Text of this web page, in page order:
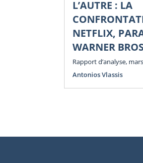
L’AUTRE : LA
NETFLIX,
WARNER
Rapport d’analyse,
Antonios Vlassis